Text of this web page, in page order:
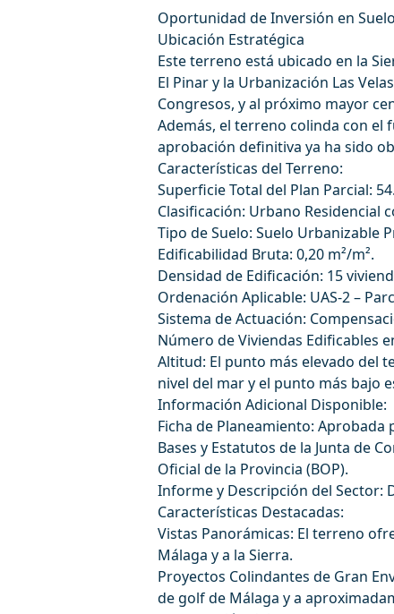
Oportunidad de Inversión en
Ubicación Estratégica
Este terreno está ubicado en la
El Pinar y la Urbanización Las
Congresos, y al próximo mayor
Además, el terreno colinda con el
aprobación definitiva ya ha sido
Características del Terreno:
Superficie Total del Plan Parcial:
Clasificación: Urbano Residencial
Tipo de Suelo: Suelo Urbanizable
Edificabilidad Bruta: 0,20 m²/m².
Densidad de Edificación: 15
Ordenación Aplicable: UAS-2 –
Sistema de Actuación:
Número de Viviendas Edificables
Altitud: El punto más elevado del
nivel del mar y el punto más bajo
Información Adicional Disponible:
Ficha de Planeamiento:
Bases y Estatutos de la Junta de
Oficial de la Provincia (BOP).
Informe y Descripción del Sector:
Características Destacadas:
Vistas Panorámicas: El terreno
Málaga y a la Sierra.
Proyectos Colindantes de Gran
de golf de Málaga y a